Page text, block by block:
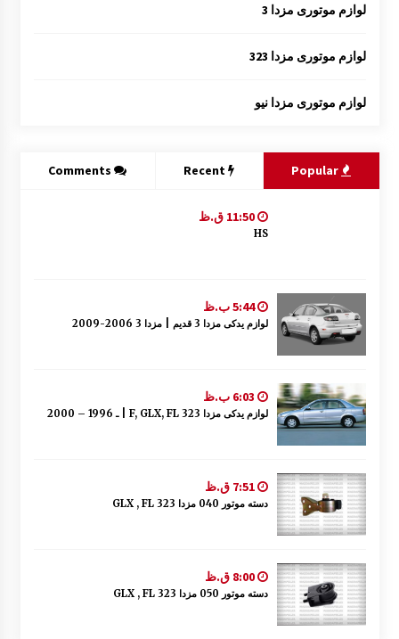
لوازم موتوری مزدا 3
لوازم موتوری مزدا 323
لوازم موتوری مزدا نیو
Recent
Comments
11:50 ق.ظ
HS
5:44 ب.ظ
لوازم یدکی مزدا 3 قدیم | مزدا 3 2006-2009
لوازم یدکی مزدا 323 F, GLX, FL | ـ 1996 – 2000
7:51 ق.ظ
دسته موتور 040 مزدا 323 GLX , FL
8:00 ق.ظ
دسته موتور 050 مزدا 323 GLX , FL